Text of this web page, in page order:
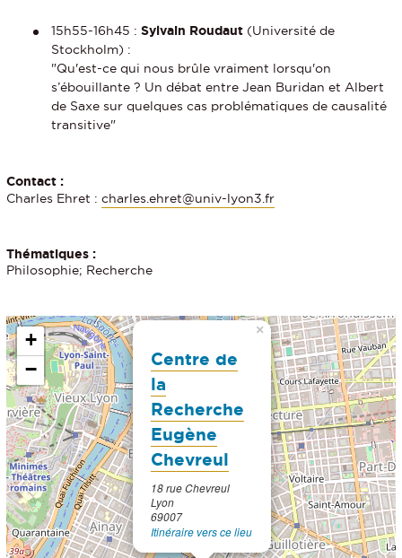
15h55-16h45 :Sylvain Roudaut (Université de
Stockholm) :
"Qu'est-ce qui nous brûle vraiment lorsqu'on
s’ébouillante ? Un débat entre Jean Buridan et Albert
de Saxe sur quelques cas problématiques de causalité
transitive"
Contact :
Charles Ehret : charles.ehret@univ-lyon3.fr
Thématiques :
Philosophie; Recherche
Centre de
la
Recherche
Eugène
Chevreul
18 rue Chevreul
Lyon
69007
Itinéraire vers ce lieu
×
+
−